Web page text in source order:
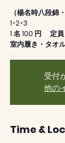
（楊名時八段
1･2･3
1 名 100 円 定
室内履き・タオ
受付
他の
Time &